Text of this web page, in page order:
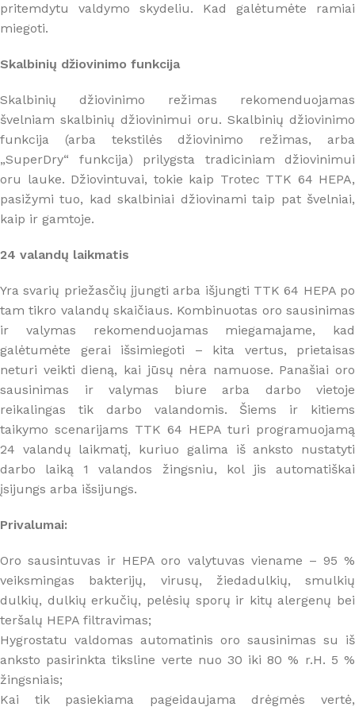
pritemdytu valdymo skydeliu. Kad galėtumėte ramiai
miegoti.
Skalbinių džiovinimo funkcija
Skalbinių džiovinimo režimas rekomenduojamas
švelniam skalbinių džiovinimui oru. Skalbinių džiovinimo
funkcija (arba tekstilės džiovinimo režimas, arba
„SuperDry“ funkcija) prilygsta tradiciniam džiovinimui
oru lauke. Džiovintuvai, tokie kaip Trotec TTK 64 HEPA,
pasižymi tuo, kad skalbiniai džiovinami taip pat švelniai,
kaip ir gamtoje.
24 valandų laikmatis
Yra svarių priežasčių įjungti arba išjungti TTK 64 HEPA po
tam tikro valandų skaičiaus. Kombinuotas oro sausinimas
ir valymas rekomenduojamas miegamajame, kad
galėtumėte gerai išsimiegoti – kita vertus, prietaisas
neturi veikti dieną, kai jūsų nėra namuose. Panašiai oro
sausinimas ir valymas biure arba darbo vietoje
reikalingas tik darbo valandomis. Šiems ir kitiems
taikymo scenarijams TTK 64 HEPA turi programuojamą
24 valandų laikmatį, kuriuo galima iš anksto nustatyti
darbo laiką 1 valandos žingsniu, kol jis automatiškai
įsijungs arba išsijungs.
Privalumai:
Oro sausintuvas ir HEPA oro valytuvas viename – 95 %
veiksmingas bakterijų, virusų, žiedadulkių, smulkių
dulkių, dulkių erkučių, pelėsių sporų ir kitų alergenų bei
teršalų HEPA filtravimas;
Hygrostatu valdomas automatinis oro sausinimas su iš
anksto pasirinkta tiksline verte nuo 30 iki 80 % r.H. 5 %
žingsniais;
Kai tik pasiekiama pageidaujama drėgmės vertė,